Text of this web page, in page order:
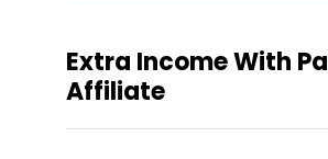
Extra Income With
Affiliate